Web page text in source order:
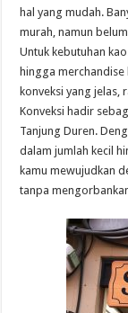
hal yang mudah.
murah, namun
Untuk kebutuhan
hingga
konveksi yang jelas,
Konveksi hadir
Tanjung Duren.
dalam jumlah kecil
kamu mewujudkan
tanpa